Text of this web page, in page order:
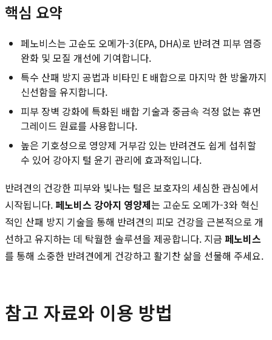
핵심 요약
페노비스는 고순도 오메가-3(EPA, DHA)로 반려견 피부 염증
완화 및 모질 개선에 기여합니다.
특수 산패 방지 공법과 비타민 E 배합으로 마지막 한 방울까지
신선함을 유지합니다.
피부 장벽 강화에 특화된 배합 기술과 중금속 걱정 없는 휴먼
그레이드 원료를 사용합니다.
높은 기호성으로 영양제 거부감 있는 반려견도 쉽게 섭취할
수 있어 강아지 털 윤기 관리에 효과적입니다.
반려견의 건강한 피부와 빛나는 털은 보호자의 세심한 관심에서
시작됩니다. 페노비스 강아지 영양제는 고순도 오메가-3와 혁신
적인 산패 방지 기술을 통해 반려견의 피모 건강을 근본적으로 개
선하고 유지하는 데 탁월한 솔루션을 제공합니다. 지금 페노비스
를 통해 소중한 반려견에게 건강하고 활기찬 삶을 선물해 주세요.
참고 자료와 이용 방법